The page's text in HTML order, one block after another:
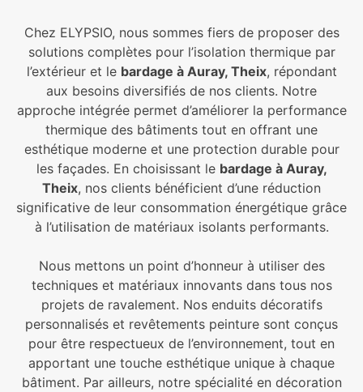
Chez ELYPSIO, nous sommes fiers de proposer des
solutions complètes pour l’isolation thermique par
l’extérieur et le bardage à Auray, Theix, répondant
aux besoins diversifiés de nos clients. Notre
approche intégrée permet d’améliorer la performance
thermique des bâtiments tout en offrant une
esthétique moderne et une protection durable pour
les façades. En choisissant le bardage à Auray,
Theix, nos clients bénéficient d’une réduction
significative de leur consommation énergétique grâce
à l’utilisation de matériaux isolants performants.
Nous mettons un point d’honneur à utiliser des
techniques et matériaux innovants dans tous nos
projets de ravalement. Nos enduits décoratifs
personnalisés et revêtements peinture sont conçus
pour être respectueux de l’environnement, tout en
apportant une touche esthétique unique à chaque
bâtiment. Par ailleurs, notre spécialité en décoration